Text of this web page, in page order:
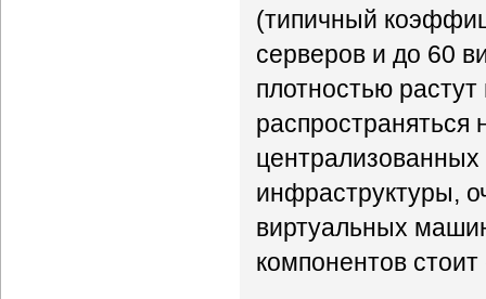
(типичный
серверов и до 60
плотностью
централизованных
инфраструктуры,
виртуальных
компонентов